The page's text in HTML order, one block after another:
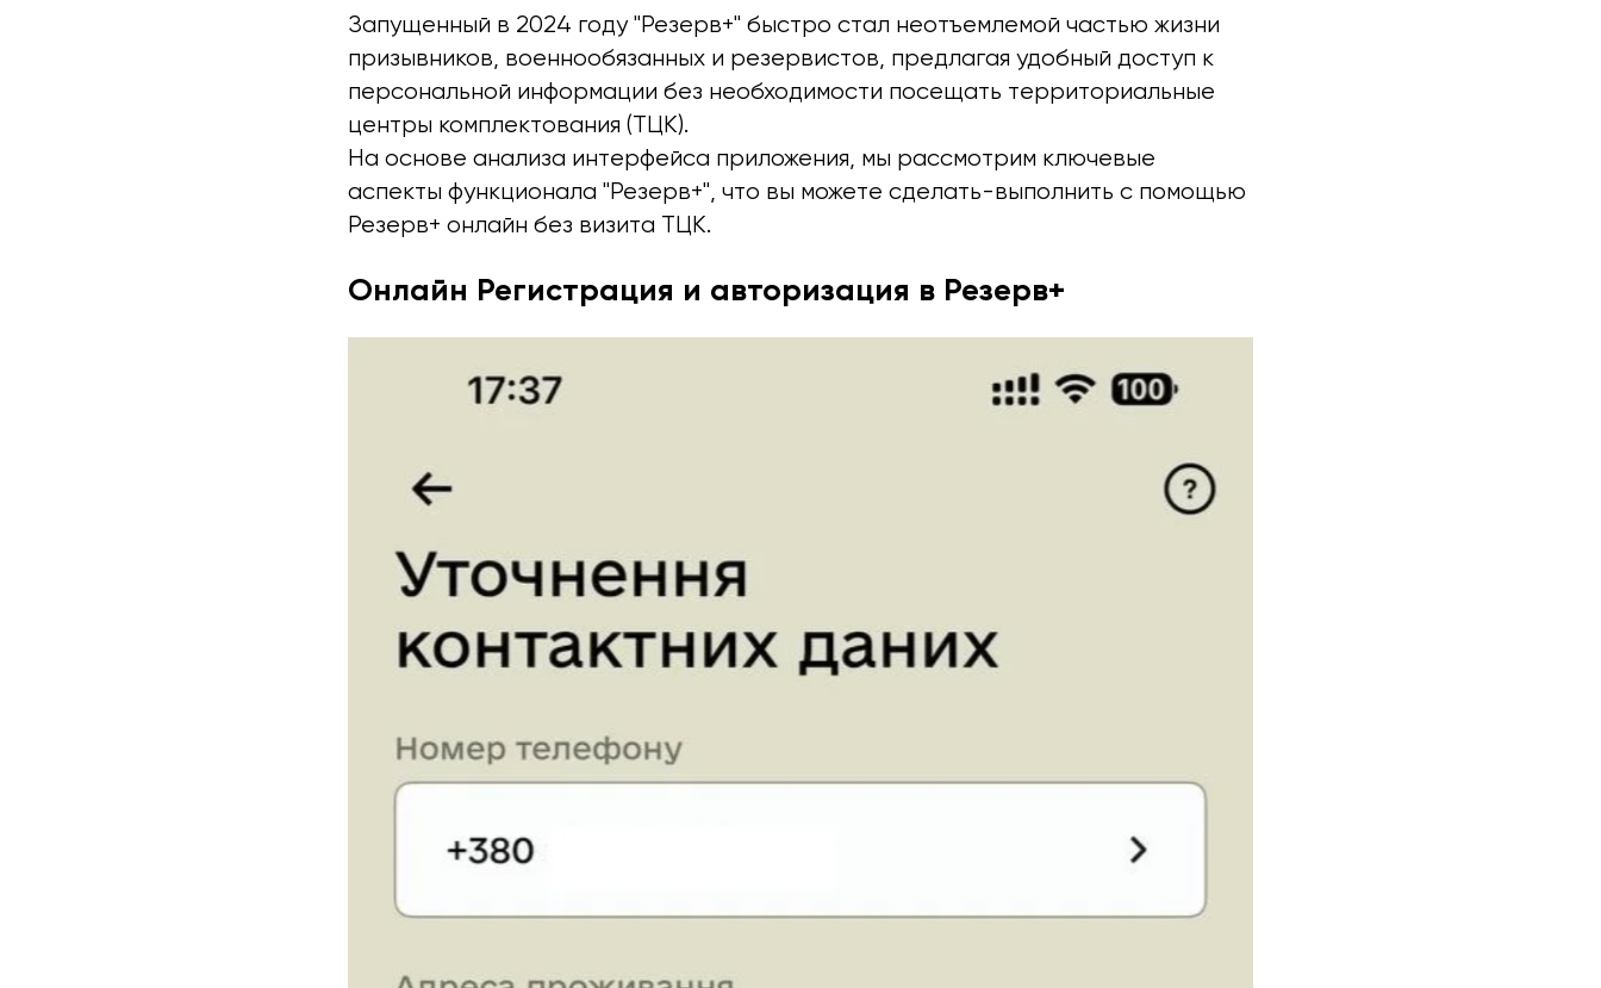
Запущенный в 2024 году "Резерв+" быстро стал неотъемлемой частью жизни
призывников, военнообязанных и резервистов, предлагая удобный доступ к
персональной информации без необходимости посещать территориальные
центры комплектования (ТЦК).
На основе анализа интерфейса приложения, мы рассмотрим ключевые
аспекты функционала "Резерв+", что вы можете сделать-выполнить с помощью
Резерв+ онлайн без визита ТЦК.
Онлайн Регистрация и авторизация в Резерв+